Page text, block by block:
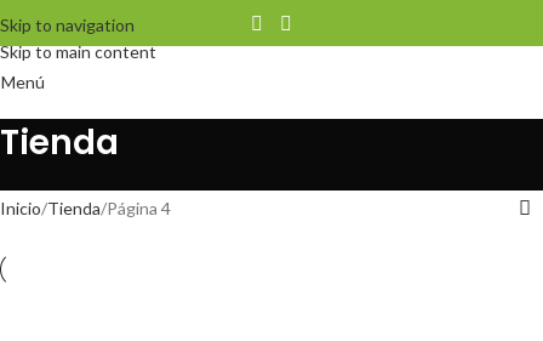
Skip to navigation
Skip to main content
Menú
Tienda
Inicio Tienda Página 4